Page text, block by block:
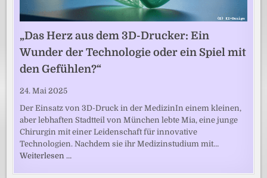
„Das Herz aus dem 3D-Drucker: Ein
Wunder der Technologie oder ein Spiel mit
den Gefühlen?“
24. Mai 2025
Der Einsatz von 3D-Druck in der MedizinIn einem kleinen,
aber lebhaften Stadtteil von München lebte Mia, eine junge
Chirurgin mit einer Leidenschaft für innovative
Technologien. Nachdem sie ihr Medizinstudium mit…
Weiterlesen …